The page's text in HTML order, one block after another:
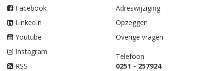
Facebook
LinkedIn
Youtube
Instagram
RSS
Adreswijziging
Opzeggen
Overige vragen
Telefoon:
0251 - 257924